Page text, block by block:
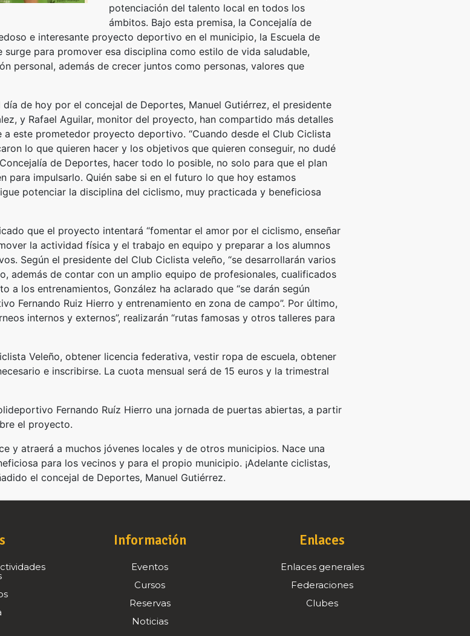
potenciación del talento local en todos los
ámbitos. Bajo esta premisa, la Concejalía de
e interesante proyecto deportivo en el municipio, la Escuela de
para promover esa disciplina como estilo de vida saludable,
personal, además de crecer juntos como personas, valores que
de hoy por el concejal de Deportes, Manuel Gutiérrez, el presidente
y Rafael Aguilar, monitor del proyecto, han compartido más detalles
este prometedor proyecto deportivo. “Cuando desde el Club Ciclista
lo que quieren hacer y los objetivos que quieren conseguir, no dudé
de Deportes, hacer todo lo posible, no solo para que el plan
para impulsarlo. Quién sabe si en el futuro lo que hoy estamos
potenciar la disciplina del ciclismo, muy practicada y beneficiosa
que el proyecto intentará “fomentar el amor por el ciclismo, enseñar
la actividad física y el trabajo en equipo y preparar a los alumnos
Según el presidente del Club Ciclista veleño, “se desarrollarán varios
además de contar con un amplio equipo de profesionales, cualificados
a los entrenamientos, González ha aclarado que “se darán según
Fernando Ruiz Hierro y entrenamiento en zona de campo”. Por último,
internos y externos”, realizarán “rutas famosas y otros talleres para
Veleño, obtener licencia federativa, vestir ropa de escuela, obtener
e inscribirse. La cuota mensual será de 15 euros y la trimestral
Fernando Ruíz Hierro una jornada de puertas abiertas, a partir
el proyecto.
y atraerá a muchos jóvenes locales y de otros municipios. Nace una
para los vecinos y para el propio municipio. ¡Adelante ciclistas,
el concejal de Deportes, Manuel Gutiérrez.
Información
Eventos
Cursos
Reservas
Noticias
Enlaces
Enlaces generales
Federaciones
Clubes